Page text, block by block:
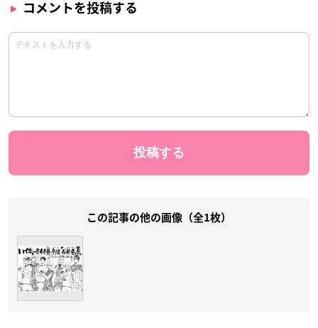
コメントを投稿する
この記事の他の画像（全1枚）